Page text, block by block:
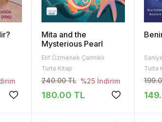
Mita and the
Mysterious Pearl
Elif Özmenek Çarmıklı
Turta Kitap
240.00 TL %25 İndirim
180.00 TL
Turta